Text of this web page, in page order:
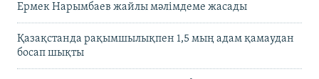
Ермек Нарымбаев жайлы мәлімдеме жасады
Қазақстанда рақымшылықпен 1,5 мың адам қамаудан
босап шықты